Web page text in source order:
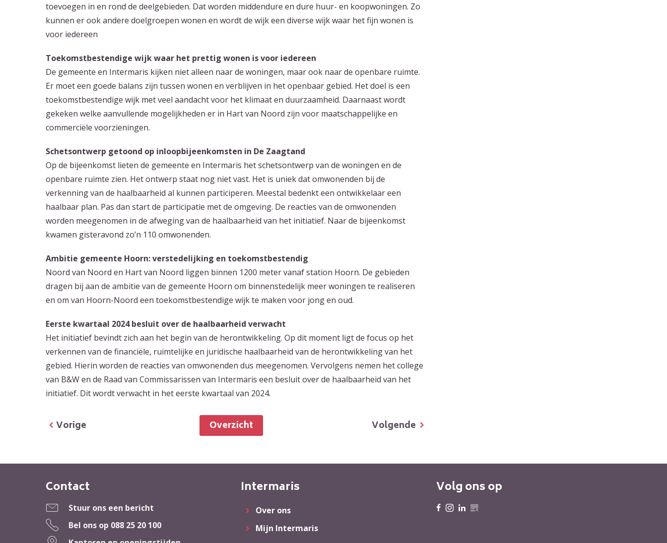
toevoegen in en rond de deelgebieden. Dat worden middendure en dure huur- en koopwoningen. Zo
kunnen er ook andere doelgroepen wonen en wordt de wijk een diverse wijk waar het fijn wonen is
voor iedereen
Toekomstbestendige wijk waar het prettig wonen is voor iedereen
De gemeente en Intermaris kijken niet alleen naar de woningen, maar ook naar de openbare ruimte.
Er moet een goede balans zijn tussen wonen en verblijven in het openbaar gebied. Het doel is een
toekomstbestendige wijk met veel aandacht voor het klimaat en duurzaamheid. Daarnaast wordt
gekeken welke aanvullende mogelijkheden er in Hart van Noord zijn voor maatschappelijke en
commerciële voorzieningen.
Schetsontwerp getoond op inloopbijeenkomsten in De Zaagtand
Op de bijeenkomst lieten de gemeente en Intermaris het schetsontwerp van de woningen en de
openbare ruimte zien. Het ontwerp staat nog niet vast. Het is uniek dat omwonenden bij de
verkenning van de haalbaarheid al kunnen participeren. Meestal bedenkt een ontwikkelaar een
haalbaar plan. Pas dan start de participatie met de omgeving. De reacties van de omwonenden
worden meegenomen in de afweging van de haalbaarheid van het initiatief. Naar de bijeenkomst
kwamen gisteravond zo’n 110 omwonenden.
Ambitie gemeente Hoorn: verstedelijking en toekomstbestendig
Noord van Noord en Hart van Noord liggen binnen 1200 meter vanaf station Hoorn. De gebieden
dragen bij aan de ambitie van de gemeente Hoorn om binnenstedelijk meer woningen te realiseren
en om van Hoorn-Noord een toekomstbestendige wijk te maken voor jong en oud.
Eerste kwartaal 2024 besluit over de haalbaarheid verwacht
Het initiatief bevindt zich aan het begin van de herontwikkeling. Op dit moment ligt de focus op het
verkennen van de financiële, ruimtelijke en juridische haalbaarheid van de herontwikkeling van het
gebied. Hierin worden de reacties van omwonenden dus meegenomen. Vervolgens nemen het college
van B&W en de Raad van Commissarissen van Intermaris een besluit over de haalbaarheid van het
initiatief. Dit wordt verwacht in het eerste kwartaal van 2024.
Volgende
Overzicht
Vorige
Contactinformatie
Contact
Stuur ons een bericht
Bel ons op 088 25 20 100
Intermaris
Over ons
Mijn Intermaris
Volg ons op